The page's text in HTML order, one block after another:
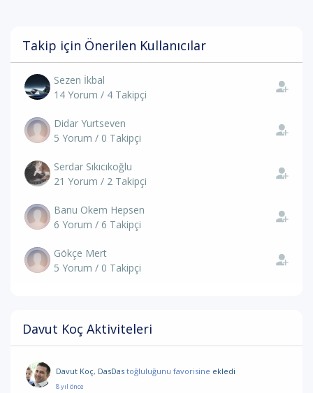
Takip için Önerilen Kullanıcılar
Sezen İkbal
14 Yorum / 4 Takipçi
Didar Yurtseven
5 Yorum / 0 Takipçi
Serdar Sıkıcıkoğlu
21 Yorum / 2 Takipçi
Banu Okem Hepsen
6 Yorum / 6 Takipçi
Gökçe Mert
5 Yorum / 0 Takipçi
Davut Koç Aktiviteleri
Davut Koç, DasDas toğluluğunu favorisine ekledi
8 yıl önce